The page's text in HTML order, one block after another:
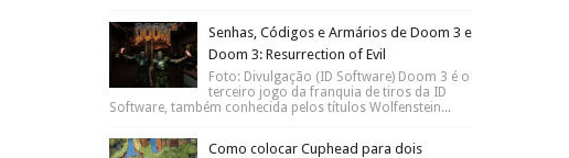
Senhas, Códigos e Armários de Doom 3 e
Doom 3: Resurrection of Evil
Foto: Divulgação (ID Software) Doom 3 é o
terceiro jogo da franquia de tiros da ID
Software, também conhecida pelos títulos Wolfenstein...
Como colocar Cuphead para dois